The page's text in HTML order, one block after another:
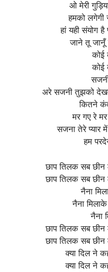
ओ मेरी
हमको लगेगी
हां यही संयोग है
जाने तू जानूँ
कोई
कोई
अरे सजनी तुझको
कितने
मर गए रे
सजना तेरे प्यार
हम
छाप तिलक सब छीन
छाप तिलक सब छीन
नैना
नैना
नैना
छाप तिलक सब छीन
छाप तिलक सब छीन
क्या दिल ने
क्या दिल ने